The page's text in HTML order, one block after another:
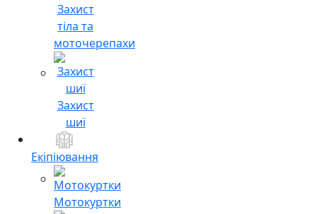
Захист
тіла та
моточерепахи
Захист
шиї
Екіпіювання
Мотокуртки